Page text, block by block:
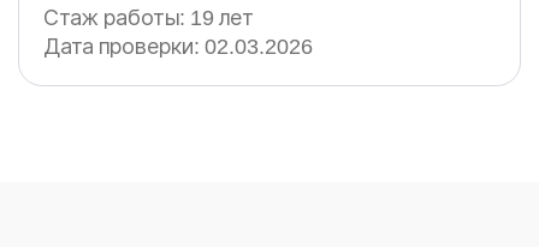
Стаж работы: 19 лет
Дата проверки: 02.03.2026